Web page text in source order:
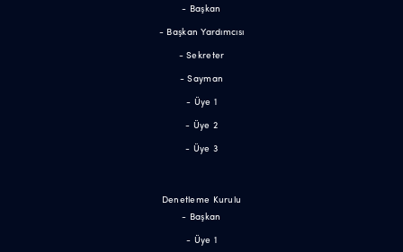
- Başkan
- Başkan Yardımcısı
- Sekreter
- Sayman
- Üye 1
- Üye 2
- Üye 3
Denetleme Kurulu
- Başkan
- Üye 1